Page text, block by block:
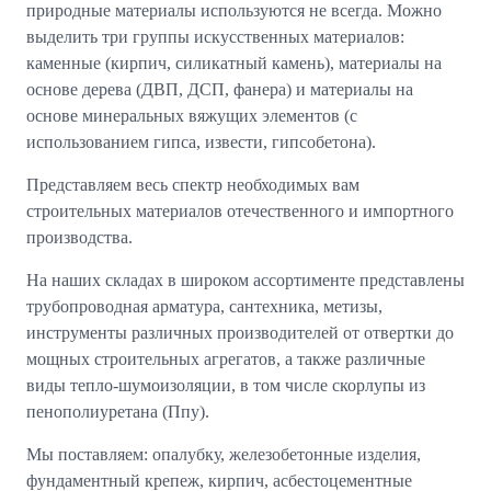
природные материалы используются не всегда. Можно
выделить три группы искусственных материалов:
каменные (кирпич, силикатный камень), материалы на
основе дерева (ДВП, ДСП, фанера) и материалы на
основе минеральных вяжущих элементов (с
использованием гипса, извести, гипсобетона).
Представляем весь спектр необходимых вам
строительных материалов отечественного и импортного
производства.
На наших складах в широком ассортименте представлены
трубопроводная арматура, сантехника, метизы,
инструменты различных производителей от отвертки до
мощных строительных агрегатов, а также различные
виды тепло-шумоизоляции, в том числе скорлупы из
пенополиуретана (Ппу).
Мы поставляем: опалубку, железобетонные изделия,
фундаментный крепеж, кирпич, асбестоцементные